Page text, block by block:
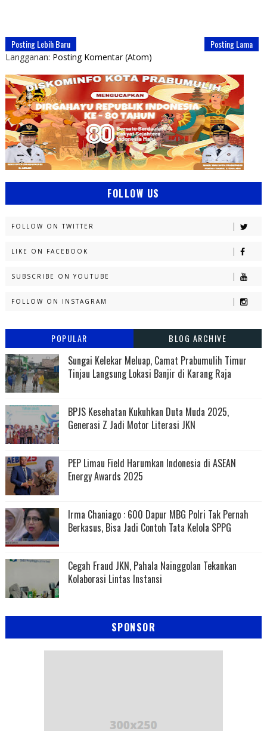
Posting Lebih Baru Posting Lama
Langganan: Posting Komentar (Atom)
FOLLOW US
FOLLOW ON TWITTER
LIKE ON FACEBOOK
SUBSCRIBE ON YOUTUBE
FOLLOW ON INSTAGRAM
POPULAR BLOG ARCHIVE
Sungai Kelekar Meluap, Camat Prabumulih Timur
Tinjau Langsung Lokasi Banjir di Karang Raja
BPJS Kesehatan Kukuhkan Duta Muda 2025,
Generasi Z Jadi Motor Literasi JKN
PEP Limau Field Harumkan Indonesia di ASEAN
Energy Awards 2025
Irma Chaniago : 600 Dapur MBG Polri Tak Pernah
Berkasus, Bisa Jadi Contoh Tata Kelola SPPG
Cegah Fraud JKN, Pahala Nainggolan Tekankan
Kolaborasi Lintas Instansi
SPONSOR